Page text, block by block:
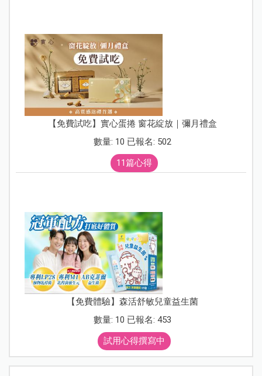
【免費試吃】實心蛋捲 窗花綻放｜彌月禮盒
數量: 10 已報名: 502
11篇心得
【免費體驗】森活舒敏兒童益生菌
數量: 10 已報名: 453
試用心得撰寫中